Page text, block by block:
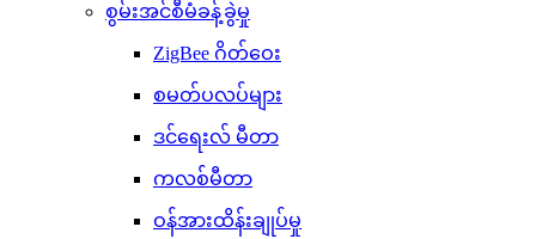
စွမ်းအင်စီမံခန့်ခွဲမှု
ZigBee ဂိတ်ဝေး
စမတ်ပလပ်များ
ဒင်ရေးလ် မီတာ
ကလစ်မီတာ
ဝန်အားထိန်းချုပ်မှု